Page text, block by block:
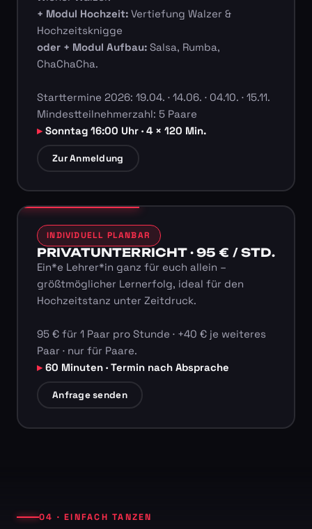
+ Modul Hochzeit:Vertiefung Walzer &
Hochzeitsknigge
oder + Modul Aufbau:Salsa, Rumba,
ChaChaCha.
Starttermine 2026: 19.04. · 14.06. · 04.10. · 15.11.
Mindestteilnehmerzahl: 5 Paare
Sonntag 16:00 Uhr · 4 × 120 Min.
Zur Anmeldung
INDIVIDUELL PLANBAR
PRIVATUNTERRICHT · 95 € / STD.
Ein*e Lehrer*in ganz für euch allein –
größtmöglicher Lernerfolg, ideal für den
Hochzeitstanz unter Zeitdruck.
95 € für 1 Paar pro Stunde · +40 € je weiteres
Paar · nur für Paare.
60 Minuten · Termin nach Absprache
Anfrage senden
04 · EINFACH TANZEN